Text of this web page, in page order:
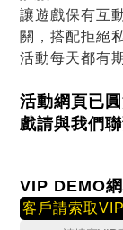
讓遊戲保有互
關，搭配拒絕
活動每天都有
活動網頁已
戲請與我們
VIP DEMO
客戶請索取